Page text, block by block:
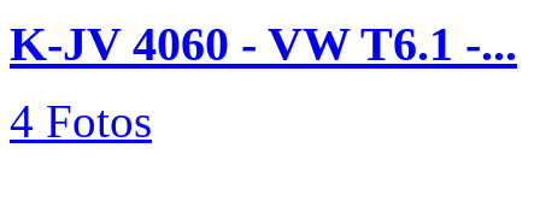
K-JV 4060 - VW T6.1 -...
4 Fotos